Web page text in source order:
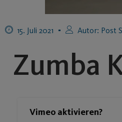
15. Juli 2021 Autor: Post
Zumba
Vimeo aktivieren?